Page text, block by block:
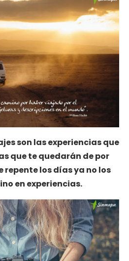
son las experiencias que
que te quedarán de por
repente los días ya no los
en experiencias.